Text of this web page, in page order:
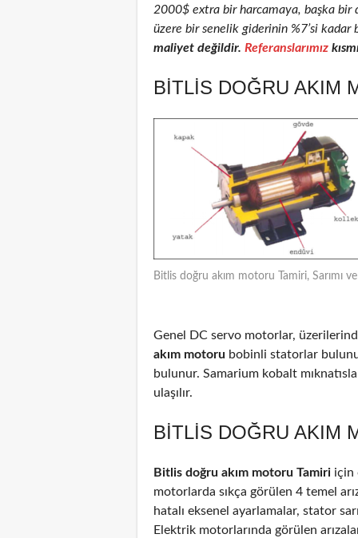
2000$ extra bir harcamaya, başka bir
üzere bir senelik giderinin %7’si
maliyet değildir. Referanslarımız
BITLIS DOĞRU AKIM
Bitlis doğru akım motoru Tamiri, Sarımı ve
Genel DC servo motorlar,
akım motoru bobinli statorlar
bulunur. Samarium kobalt
ulaşılır.
BITLIS DOĞRU AKIM
Bitlis doğru akım motoru Tamiri için
motorlarda sıkça görülen 4 temel
hatalı eksenel ayarlamalar, stator
Elektrik motorlarında görülen